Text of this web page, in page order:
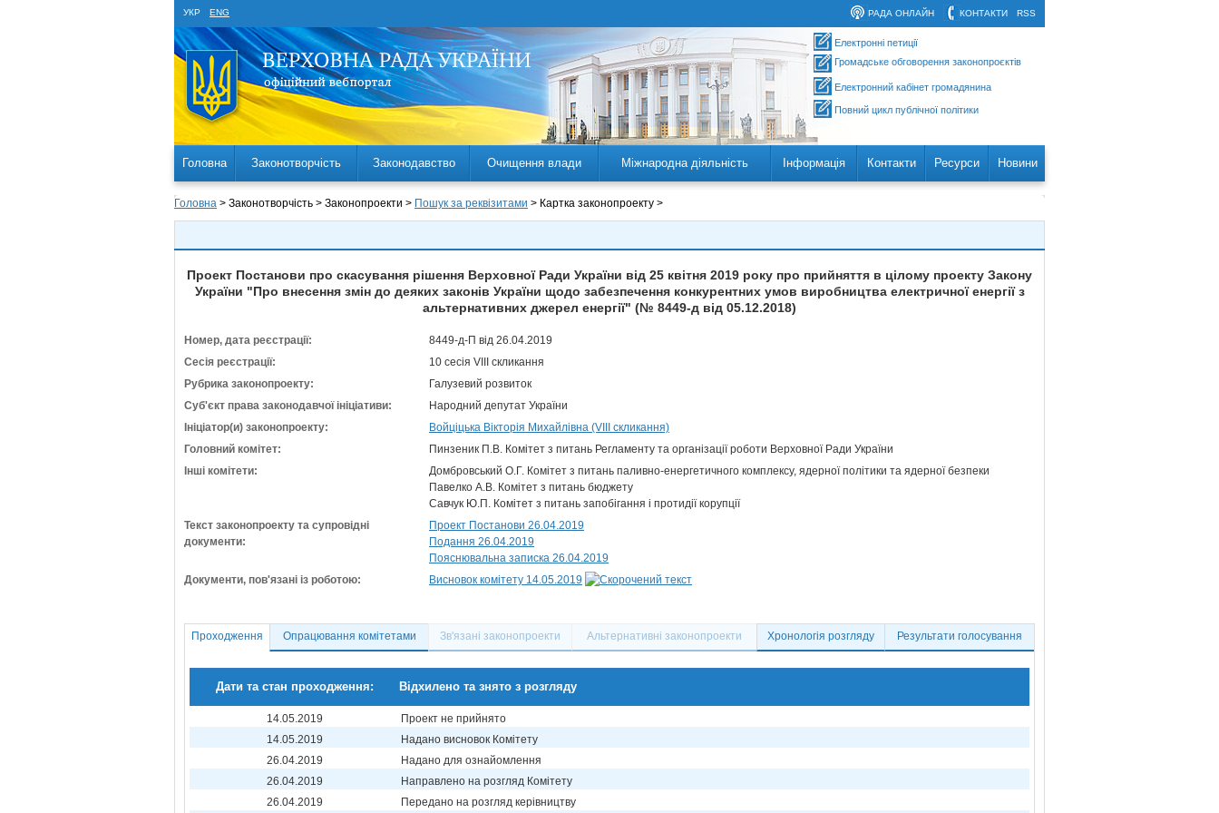
УКР ENG RSS
КОНТАКТИ
РАДА ОНЛАЙН
Електронні петиції
Громадське обговорення законопроєктів
Електронний кабінет громадянина
Повний цикл публічної політики
Головна Законотворчість Законодавство Очищення влади Міжнародна діяльність Інформація Контакти Ресурси Новини
Головна > Законотворчість > Законопроекти > Пошук за реквізитами > Картка законопроекту >
Проект Постанови про скасування рішення Верховної Ради України від 25 квітня 2019 року про прийняття в цілому проекту Закону
України "Про внесення змін до деяких законів України щодо забезпечення конкурентних умов виробництва електричної енергії з
альтернативних джерел енергії" (№ 8449-д від 05.12.2018)
Номер, дата реєстрації:
8449-д-П від 26.04.2019
Сесія реєстрації:
10 сесія VIII скликання
Рубрика законопроекту:
Галузевий розвиток
Суб'єкт права законодавчої ініціативи:
Народний депутат України
Ініціатор(и) законопроекту:
Войціцька Вікторія Михайлівна (VIII скликання)
Головний комітет:
Пинзеник П.В. Комітет з питань Регламенту та організації роботи Верховної Ради України
Інші комітети:
Домбровський О.Г. Комітет з питань паливно-енергетичного комплексу, ядерної політики та ядерної безпеки
Павелко А.В. Комітет з питань бюджету
Савчук Ю.П. Комітет з питань запобігання і протидії корупції
Текст законопроекту та супровідні
документи:
Проект Постанови 26.04.2019
Подання 26.04.2019
Пояснювальна записка 26.04.2019
Документи, пов'язані із роботою:
Висновок комітету 14.05.2019
Проходження Опрацювання комітетами Зв'язані законопроекти Альтернативні законопроекти Хронологія розгляду Результати голосування
Дати та стан проходження: Відхилено та знято з розгляду
14.05.2019
Проект не прийнято
14.05.2019
Надано висновок Комітету
26.04.2019
Надано для ознайомлення
26.04.2019
Направлено на розгляд Комітету
26.04.2019
Передано на розгляд керівництву